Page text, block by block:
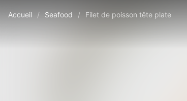
Accueil / Seafood / Filet de poisson tête plate